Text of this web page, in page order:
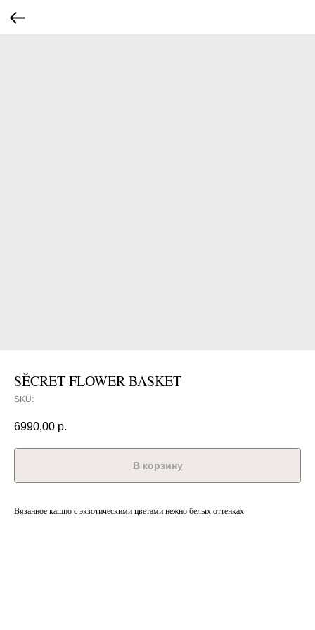
SĚCRET FLOWER BASKET
SKU:
6990,00 р.
В корзину
Вязанное кашпо с экзотическими цветами нежно белых оттенках